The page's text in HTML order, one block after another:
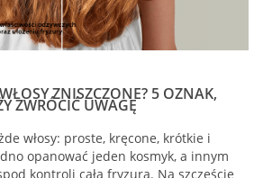
ZNISZCZONE? 5 OZNAK,
ZWRÓCIĆ UWAGĘ
włosy: proste, kręcone, krótkie i
opanować jeden kosmyk, a innym
kontroli cała fryzura. Na szczęście